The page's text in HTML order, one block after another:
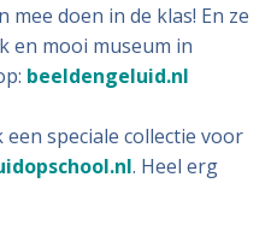
doen in de klas! En ze
en mooi museum in
beeldengeluid.nl
speciale collectie voor
. Heel erg